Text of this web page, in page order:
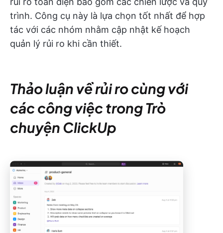
trình. Công cụ này là lựa chọn tốt nhất để hợp
tác với các nhóm nhằm cập nhật kế hoạch
quản lý rủi ro khi cần thiết.
Thảo luận về rủi ro cùng với
các công việc trong Trò
chuyện ClickUp